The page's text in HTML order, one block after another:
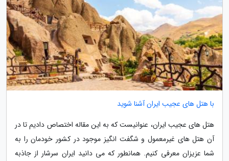
با هتل های عجیب ایران آشنا شوید
هتل های عجیب ایران، عنوانیست که به این مقاله اختصاص دادیم تا در
آن هتل های غیرمعمول و شگفت انگیز موجود در کشور خودمان را به
شما عزیزان معرفی کنیم. همانطور که می دانید ایران سرشار از جاذبه